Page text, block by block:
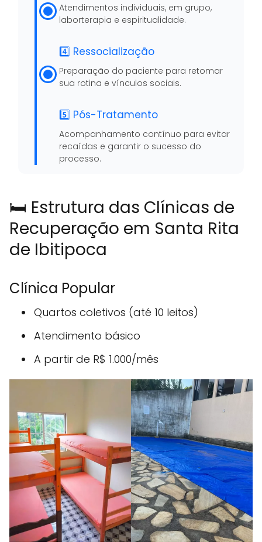
Atendimentos individuais, em grupo,
laborterapia e espiritualidade.
4️⃣ Ressocialização
Preparação do paciente para retomar
sua rotina e vínculos sociais.
5️⃣ Pós-Tratamento
Acompanhamento contínuo para evitar
recaídas e garantir o sucesso do
processo.
🛏️ Estrutura das Clínicas de
Recuperação em Santa Rita
de Ibitipoca
Clínica Popular
Quartos coletivos (até 10 leitos)
Atendimento básico
A partir de R$ 1.000/mês